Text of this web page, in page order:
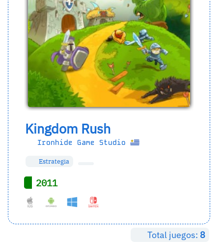
Kingdom Rush
Ironhide Game Studio
Estrategia
2011
Total juegos: 8